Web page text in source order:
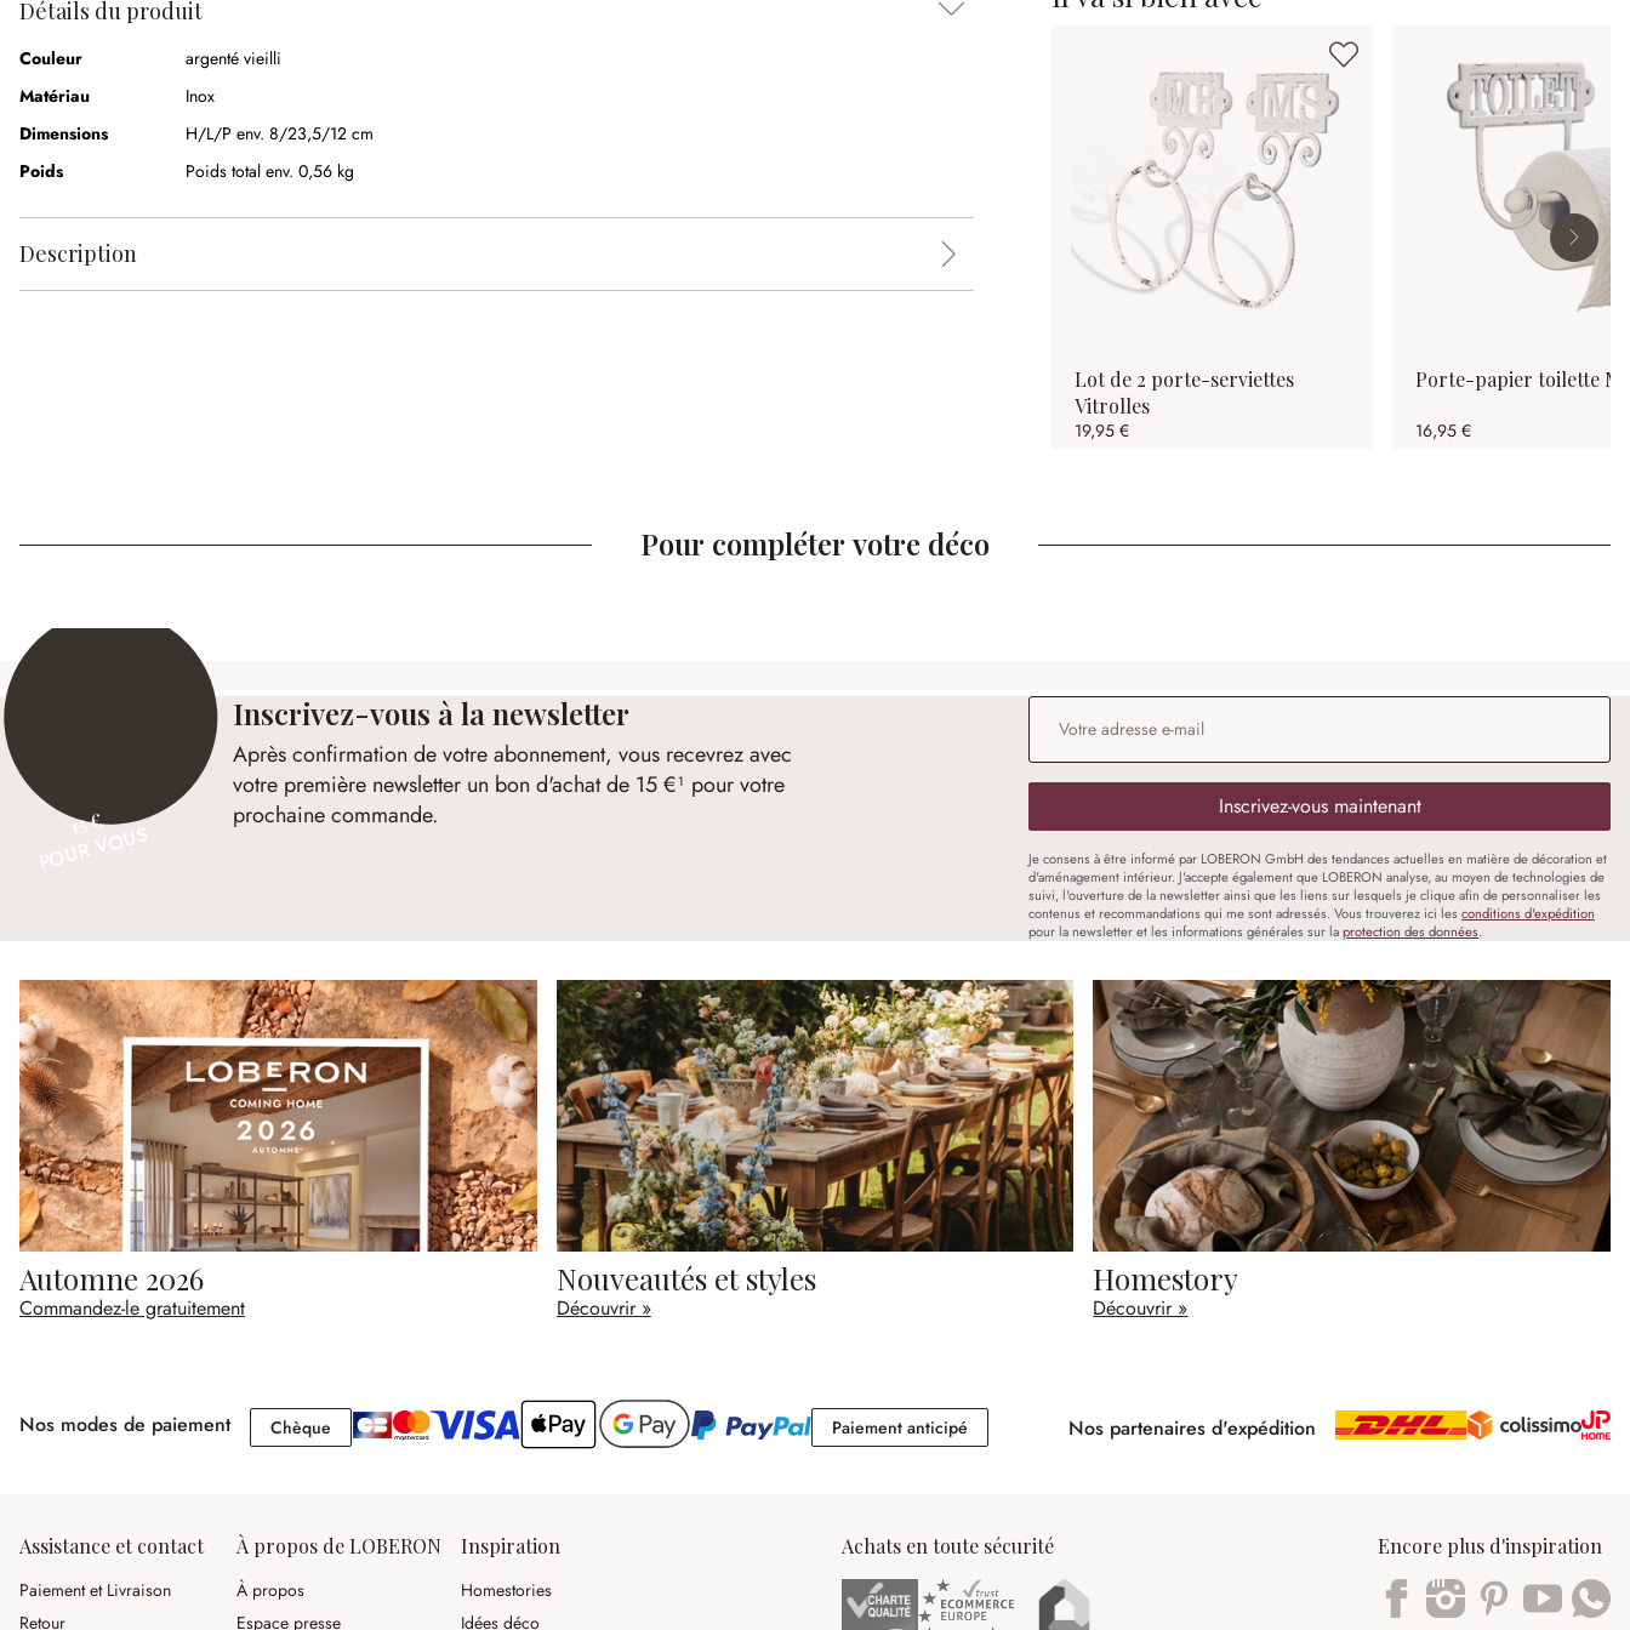
Détails du produit
Couleur
argenté vieilli
Matériau
Inox
Dimensions
H/L/P env. 8/23,5/12 cm
Poids
Poids total env. 0,56 kg
Description
Lot de 2 porte-serviettes
Vitrolles
19,95 €
Porte-papier toilette
16,95 €
Pour compléter votre déco
15 €
Inscrivez-vous à la newsletter
Après confirmation de votre abonnement, vous recevrez avec
votre première newsletter un bon d'achat de 15 €¹ pour votre
prochaine commande.
Adresse e-mail
Inscrivez-vous maintenant
Je consens à être informé par LOBERON GmbH des tendances actuelles en matière de décoration et
d'aménagement intérieur. J'accepte également que LOBERON analyse, au moyen de technologies de
suivi, l'ouverture de la newsletter ainsi que les liens sur lesquels je clique afin de personnaliser les
contenus et recommandations qui me sont adressés. Vous trouverez ici les conditions d'expédition
pour la newsletter et les informations générales sur laprotection des données.
Automne 2026
Commandez-le gratuitement
Nouveautés et styles
Découvrir »
Homestory
Découvrir »
Nos modes de paiement Chèque Chèque Paiement anticipéPaiement anticipéNos partenaires d'expédition
Assistance et contact
Paiement et Livraison
Retour
À propos de LOBERON
À propos
Espace presse
Inspiration
Homestories
Idées déco
Achats en toute sécurité Encore plus d'inspiration